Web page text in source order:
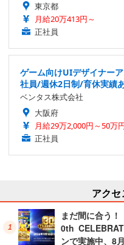
東京都
月給20万413円～
正社員
ゲーム向けUIデザイナー
社員/週休2日制/育休実績
ベンタス株式会社
大阪府
月給29万2,000円～50万
正社員
アクセ
まだ間に合う
0th
ンで実施中、8